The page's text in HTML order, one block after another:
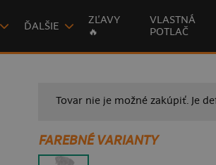
ĎALŠIE
ZĽAVY
🔥
VLASTNÁ
POTLAČ
Tovar nie je možné zakúpiť. Je
FAREBNÉ VARIANTY